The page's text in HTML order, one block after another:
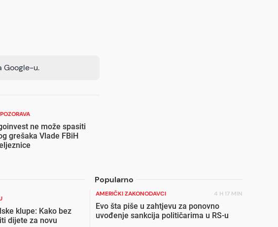
Google-u.
ne može spasiti
grešaka Vlade FBiH
Popularno
klupe: Kako bez
dijete za novu
AMERIČKI ZAKONODAVCI 4 H 17 MIN
Evo šta piše u zahtjevu za ponovno
uvođenje sankcija političarima u RS-u